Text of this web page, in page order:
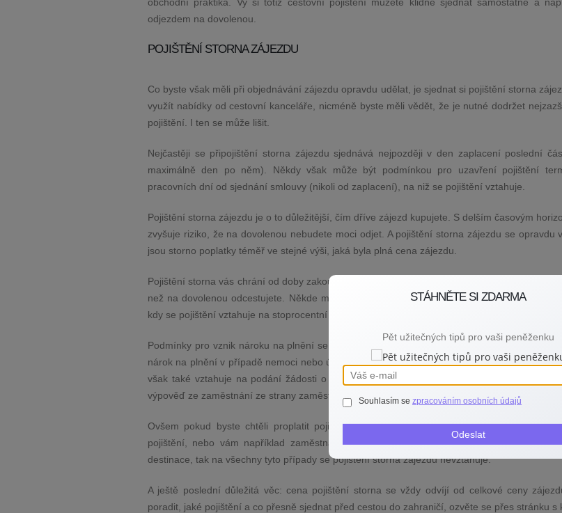
odjezdem na dovolenou.
POJIŠTĚNÍ STORNA ZÁJEZDU
Co byste však měli při objednávání zájezdu opravdu udělat, je sjednat si pojištění storna
využít nabídky od cestovní kanceláře, nicméně byste měli vědět, že je nutné dodržet
pojištění. I ten se může lišit.
Nejčastěji se připojištění storna zájezdu sjednává nejpozději v den zaplacení poslední
maximálně den po něm). Někdy však může být podmínkou pro uzavření pojištění
pracovních dní od sjednání smlouvy (nikoli od zaplacení), na niž se pojištění vztahuje.
Pojištění storna zájezdu je o to důležitější, čím dříve zájezd kupujete. S delším časovým
zvyšuje riziko, že na dovolenou nebudete moci odjet. A pojištění storna zájezdu se opravdu
jsou storno poplatky téměř ve stejné výši, jaká byla plná cena zájezdu.
Pojištění storna vás chrání od doby zakoupení cestovní služby (jako je zájezd, letenka nebo
než na dovolenou odcestujete. Někde máte pojištění 80 procent storno poplatků, existují
kdy se pojištění vztahuje na stoprocentní výši uhrazených storno poplatků.
Podmínky pro vznik nároku na plnění se liší a jsou také stanoveny výluky z pojištění.
nárok na plnění v případě nemoci nebo úrazu vás či vašeho blízkého nebo třeba v případě
však také vztahuje na podání žádosti o rozvod namísto odjezdu na společnou dovolenou
výpověď ze zaměstnání ze strany zaměstnavatele.
Ovšem pokud byste chtěli proplatit pojištění kvůli nemoci nebo úrazu, o němž jste
pojištění, nebo vám například zaměstnavatel odmítl schválit dovolenou, případně jste
destinace, tak na všechny tyto případy se pojištění storna zájezdu nevztahuje.
A ještě poslední důležitá věc: cena pojištění storna se vždy odvíjí od celkové ceny
poradit, jaké pojištění a co přesně sjednat před cestou do zahraničí, ozvěte se přes stránku s
STÁHNĚTE SI ZDARMA
Pět užitečných tipů pro vaši peněženku
Souhlasím se zpracováním osobních údajů
Odeslat